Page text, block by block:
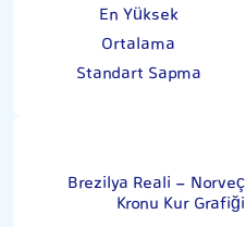
En Yüksek
Ortalama
Standart Sapma
Brezilya Reali - Norveç
Kronu Kur Grafiği